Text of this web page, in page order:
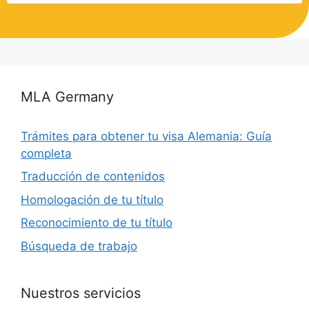
MLA Germany
Trámites para obtener tu visa Alemania: Guía
completa
Traducción de contenidos
Homologación de tu título
Reconocimiento de tu título
Búsqueda de trabajo
Nuestros servicios